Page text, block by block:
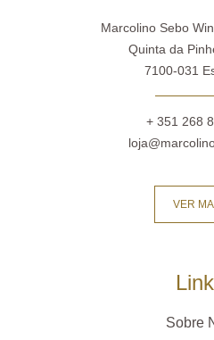
Marcolino Sebo
Quinta da
7100-031
+ 351 268
VER
Sobre